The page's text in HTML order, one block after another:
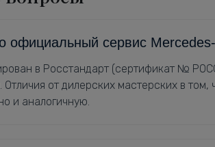
официальный сервис
в Росстандарт (сертификат №
Отличия от дилерских мастерских в
и аналогичную.